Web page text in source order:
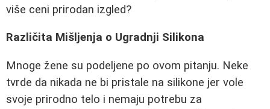
više ceni prirodan izgled?
Različita Mišljenja o Ugradnji Silikona
Mnoge žene su podeljene po ovom pitanju. Neke
tvrde da nikada ne bi pristale na silikone jer vole
svoje prirodno telo i nemaju potrebu za